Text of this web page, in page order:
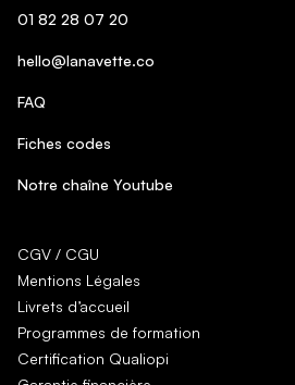
01 82 28 07 20
hello@lanavette.co
FAQ
Fiches codes
Notre chaîne Youtube
CGV / CGU
Mentions Légales
Livrets d’accueil
Programmes de formation
Certification Qualiopi